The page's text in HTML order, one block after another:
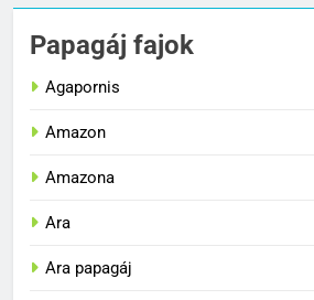
Papagáj fajok
Agapornis
Amazon
Amazona
Ara
Ara papagáj